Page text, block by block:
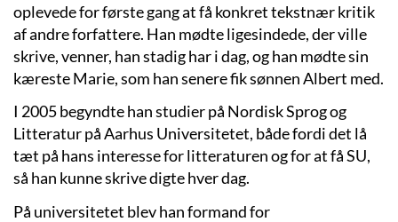
oplevede for første gang at få konkret tekstnær kritik
af andre forfattere. Han mødte ligesindede, der ville
skrive, venner, han stadig har i dag, og han mødte sin
kæreste Marie, som han senere fik sønnen Albert med.
I 2005 begyndte han studier på Nordisk Sprog og
Litteratur på Aarhus Universitetet, både fordi det lå
tæt på hans interesse for litteraturen og for at få SU,
så han kunne skrive digte hver dag.
På universitetet blev han formand for